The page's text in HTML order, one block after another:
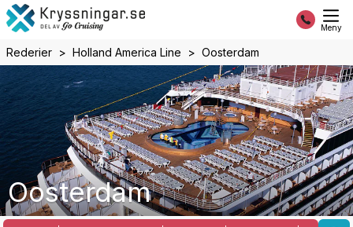
Meny
Rederier Holland America Line Oosterdam
Oosterdam